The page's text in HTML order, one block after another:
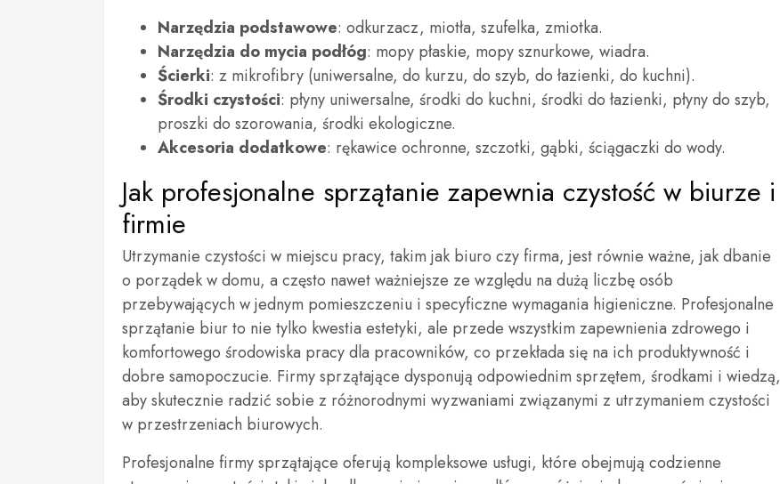
Narzędzia podstawowe: odkurzacz, miotła, szufelka, zmiotka.
Narzędzia do mycia podłóg: mopy płaskie, mopy sznurkowe, wiadra.
Ścierki: z mikrofibry (uniwersalne, do kurzu, do szyb, do łazienki, do kuchni).
Środki czystości: płyny uniwersalne, środki do kuchni, środki do łazienki, płyny do szyb,
proszki do szorowania, środki ekologiczne.
Akcesoria dodatkowe: rękawice ochronne, szczotki, gąbki, ściągaczki do wody.
Jak profesjonalne sprzątanie zapewnia czystość w biurze i
firmie
Utrzymanie czystości w miejscu pracy, takim jak biuro czy firma, jest równie ważne, jak dbanie
o porządek w domu, a często nawet ważniejsze ze względu na dużą liczbę osób
przebywających w jednym pomieszczeniu i specyficzne wymagania higieniczne. Profesjonalne
sprzątanie biur to nie tylko kwestia estetyki, ale przede wszystkim zapewnienia zdrowego i
komfortowego środowiska pracy dla pracowników, co przekłada się na ich produktywność i
dobre samopoczucie. Firmy sprzątające dysponują odpowiednim sprzętem, środkami i wiedzą,
aby skutecznie radzić sobie z różnorodnymi wyzwaniami związanymi z utrzymaniem czystości
w przestrzeniach biurowych.
Profesjonalne firmy sprzątające oferują kompleksowe usługi, które obejmują codzienne